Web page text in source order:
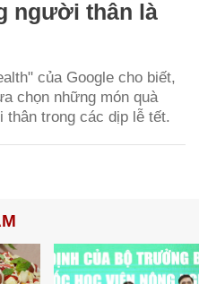
người thân là
của Google cho biết,
chọn những món quà
trong các dịp lễ tết.